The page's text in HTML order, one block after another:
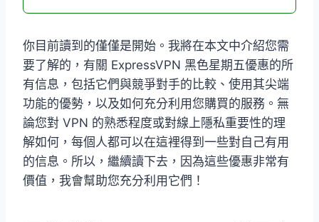
你目前讀到的僅僅是開始。我將在本文中介紹您需
要了解的，有關 ExpressVPN 黑色星期五優惠的所
有信息，包括它們與競爭對手的比較、使用其尖端
功能的優勢，以及如何充分利用您購買的服務。無
論您對 VPN 的熟悉程度或對線上隱私重要性的理
解如何，每個人都可以在這裡得到一些對自己有用
的信息。所以，繼續讀下去，因為這些優惠非常有
價值，我會幫助您充分利用它們！